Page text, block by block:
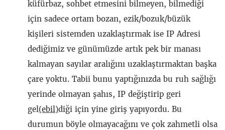
küfürbaz, sohbet etmesini bilmeyen, bilmediği
için sadece ortam bozan, ezik/bozuk/büzük
kişileri sistemden uzaklaştırmak ise IP Adresi
dediğimiz ve günümüzde artık pek bir manası
kalmayan sayılar aralığını uzaklaştırmaktan başka
çare yoktu. Tabii bunu yaptığınızda bu ruh sağlığı
yerinde olmayan şahıs, IP değiştirip geri
gel(ebil)diği için yine giriş yapıyordu. Bu
durumun böyle olmayacağını ve çok zahmetli olsa